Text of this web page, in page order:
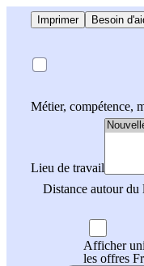
Imprimer Besoin
Métier, compétence,
Lieu de travail
Distance autour du
Afficher
les offres